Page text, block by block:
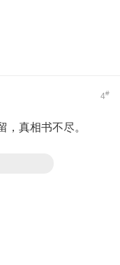
4#
真相书不尽。